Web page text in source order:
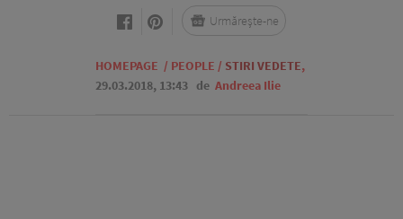
HOMEPAGE / PEOPLE / STIRI VEDETE,
29.03.2018, 13:43 de Andreea Ilie
Urmărește-ne